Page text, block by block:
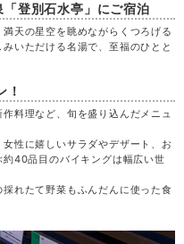
登別石水亭」にご宿泊
天の星空を眺めながらくつろげる
いただける名湯で、至福のひとと
！
料理など、旬を盛り込んだメニュ
性に嬉しいサラダやデザート、お
40品目のバイキングは幅広い世
れたて野菜もふんだんに使った食